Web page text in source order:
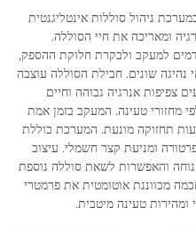
ניהול סוללות אינטליגנטית
ומאריכה את חיי הסוללה.
למעקב ולבקרת חלוקת ההספק,
נהיגה שונים. חבילת הסוללה עוצבה
צפיפות אנרגיה גבוהה וחיים
מחזורי טעינה. המעקב בזמן אמת
תחזוקה מונעת. המערכת כוללת
ומניעת קצר חשמלי. עיצוב
והאפשרות לשאת סוללה נוספת
מכווננת אוטומטית את פרמטרי
טעינה מיטבית.